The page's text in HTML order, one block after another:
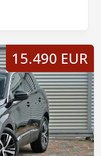
15.490 EUR